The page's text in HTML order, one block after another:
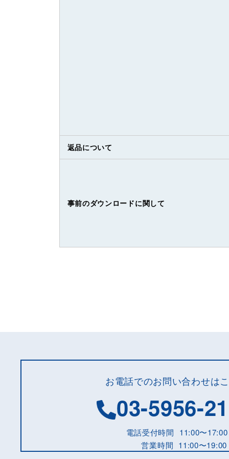
返品について
事前のダウンロードに関して
お電話でのお問い合わせは
03-5956-
電話受付時間
11:00〜17:00
営業時間 11:00〜19:00